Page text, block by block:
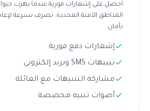
احصل على إشعارات فورية عندما يهرب
المناطق الآمنة المحددة. تصرف بسرعة
بأمان.
إشعارات دفع فورية
تنبيهات SMS وبريد إلكتروني
مشاركة التنبيهات مع العائلة
أصوات تنبيه مخصصة